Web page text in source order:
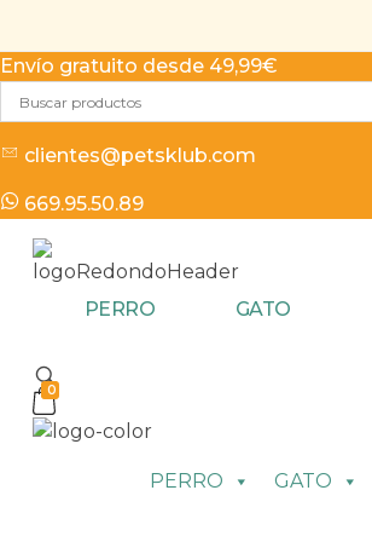
Envío gratuito desde 49,99€
clientes@petsklub.com
669.95.50.89
PERRO GATO
0
PERRO GATO